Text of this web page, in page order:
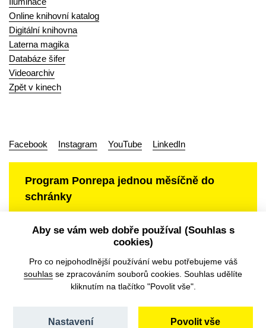
Online knihovní katalog
Digitální knihovna
Laterna magika
Databáze šifer
Videoarchiv
Zpět v kinech
Facebook Instagram YouTube LinkedIn
Program Ponrepa jednou měsíčně do
schránky
Aby se vám web dobře používal (Souhlas s
cookies)
Pro co nejpohodlnější používání webu potřebujeme váš
souhlas se zpracováním souborů cookies. Souhlas udělíte
kliknutím na tlačítko "Povolit vše".
Povolit vše
Nastavení